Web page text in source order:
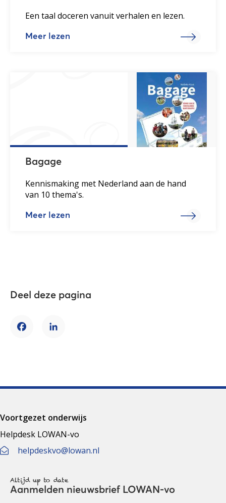
Een taal doceren vanuit verhalen en lezen.
Meer lezen
Bagage
Kennismaking met Nederland aan de hand
van 10 thema's.
Meer lezen
Deel deze pagina
FacebookLinkedIn
Voortgezet onderwijs
Helpdesk LOWAN-vo
helpdeskvo@lowan.nl
Altijd up to date
Aanmelden nieuwsbrief LOWAN-vo